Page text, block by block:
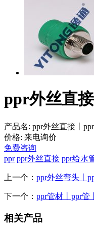
ppr外丝直
产品名: ppr外丝直接丨
价格: 来电询价
免费咨询
ppr ppr外丝直接 ppr给水
上一个： ppr外丝弯头丨
下一个： ppr管材丨ppr管
相关产品